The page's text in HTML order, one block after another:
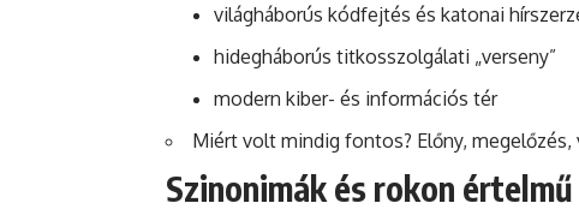
világháborús kódfejtés és katonai
hidegháborús titkosszolgálati „verseny”
modern kiber- és információs tér
Miért volt mindig fontos? Előny, megelőzés,
Szinonimák és rokon